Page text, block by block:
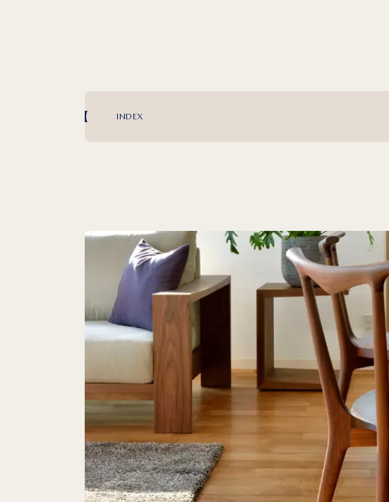
INDEX